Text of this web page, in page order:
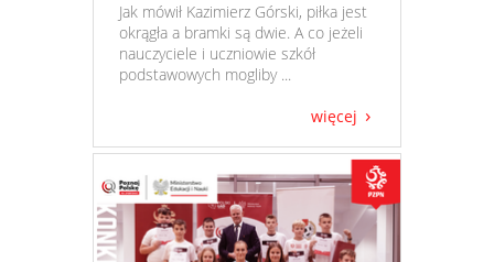
​ Jak mówił Kazimierz Górski, piłka jest
okrągła a bramki są dwie. A co jeżeli
nauczyciele i uczniowie szkół
podstawowych mogliby ...
więcej